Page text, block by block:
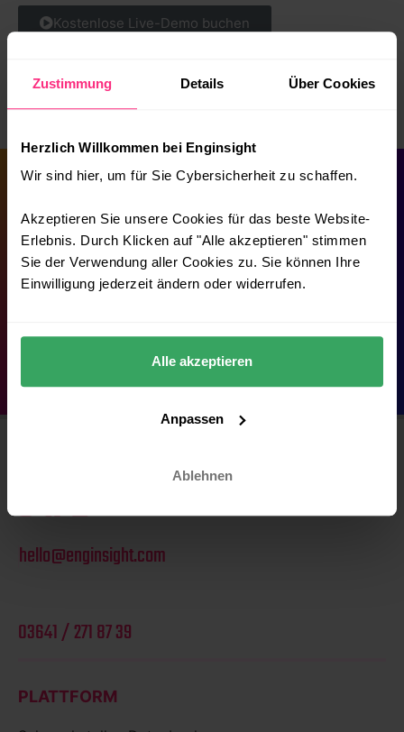
Zustimmung Details Über Cookies
Herzlich Willkommen bei Enginsight
Wir sind hier, um für Sie Cybersicherheit zu schaffen.
Akzeptieren Sie unsere Cookies für das beste Website-
Erlebnis. Durch Klicken auf "Alle akzeptieren" stimmen
Sie der Verwendung aller Cookies zu. Sie können Ihre
Einwilligung jederzeit ändern oder widerrufen.
Alle akzeptieren
Anpassen
Ablehnen
Kostenlose Live-Demo buchen
SIE HABEN FRAGEN?
Gerne können Sie uns zum Thema IT-Sicherheit und
hello@enginsight.com
+49 (0)3641 2714966
hello@enginsight.com
03641 / 271 87 39
PLATTFORM